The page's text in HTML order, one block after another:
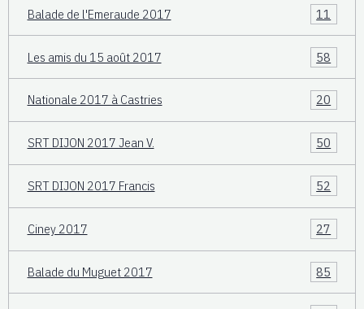
Balade de l'Emeraude 2017 11
Les amis du 15 août 2017 58
Nationale 2017 à Castries 20
SRT DIJON 2017 Jean V. 50
SRT DIJON 2017 Francis 52
Ciney 2017 27
Balade du Muguet 2017 85